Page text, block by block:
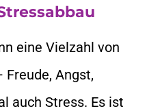
eine Vielzahl von
Angst,
auch Stress. Es ist